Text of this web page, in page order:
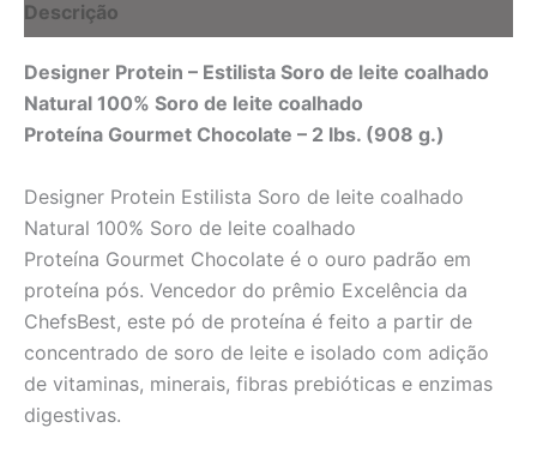
coalhado
Gourmet
Chocolate
2
Designer
Protein
quantidade
Descrição
Designer Protein – Estilista Soro de leite coalhado
Natural 100% Soro de leite coalhado
Proteína Gourmet Chocolate – 2 lbs. (908 g.)
Designer Protein Estilista Soro de leite coalhado
Natural 100% Soro de leite coalhado
Proteína Gourmet Chocolate é o ouro padrão em
proteína pós. Vencedor do prêmio Excelência da
ChefsBest, este pó de proteína é feito a partir de
concentrado de soro de leite e isolado com adição
de vitaminas, minerais, fibras prebióticas e enzimas
digestivas.